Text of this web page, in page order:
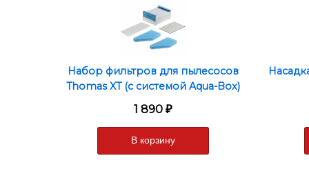
Эта система
Первая ступень
через который
пыли, которая
микроциклонов,
Для
уборки вся пыль и
Набор фильтров для пылесосов
Thomas XT (c системой Aqua-Box)
1 890 ₽